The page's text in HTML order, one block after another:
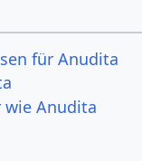
für Anudita
wie Anudita